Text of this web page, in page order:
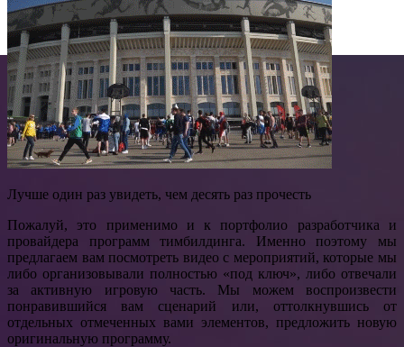
Лучше один раз увидеть, чем десять раз прочесть
Пожалуй, это применимо и к портфолио разработчика и
провайдера программ тимбилдинга. Именно поэтому мы
предлагаем вам посмотреть видео с мероприятий, которые мы
либо организовывали полностью «под ключ», либо отвечали
за активную игровую часть. Мы можем воспроизвести
понравившийся вам сценарий или, оттолкнувшись от
отдельных отмеченных вами элементов, предложить новую
оригинальную программу.